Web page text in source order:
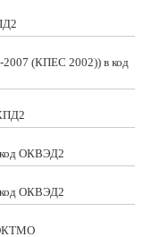
(КПЕС 2002)) в код
код ОКВЭД2
код ОКВЭД2
ОКТМО